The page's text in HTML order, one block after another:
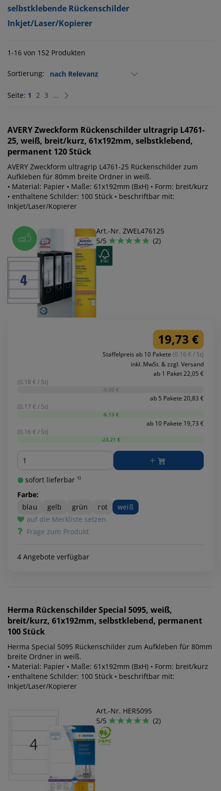
selbstklebende Rückenschilder
Inkjet/Laser/Kopierer
1-16 von 152 Produkten
Sortierung:
Seite: 1 2 3 ...
AVERY Zweckform Rückenschilder ultragrip L4761-
25, weiß, breit/kurz, 61x192mm, selbstklebend,
permanent 120 Stück
AVERY Zweckform ultragrip L4761-25 Rückenschilder zum
Aufkleben für 80mm breite Ordner in weiß.
• Material: Papier • Maße: 61x192mm (BxH) • Form: breit/kurz
• enthaltene Schilder: 100 Stück • beschriftbar mit:
Inkjet/Laser/Kopierer
Art.-Nr. ZWEL476125
5/5
(2)
19,73 €
Staffelpreis ab 10 Pakete (0.16 € / St)
inkl. MwSt. & zzgl. Versand
ab 1 Paket 22,05 €
(0.18 € / St)
-0,00 €
ab 5 Pakete 20,83 €
(0.17 € / St)
-6,13 €
ab 10 Pakete 19,73 €
(0.16 € / St)
-23,21 €
Menge
sofort lieferbar ¹⁾
Farbe:
blau
gelb grün rot
weiß
auf die Merkliste setzen
Frage zum Produkt
4 Angebote verfügbar
Herma Rückenschilder Special 5095, weiß,
breit/kurz, 61x192mm, selbstklebend, permanent
100 Stück
Herma Special 5095 Rückenschilder zum Aufkleben für 80mm
breite Ordner in weiß.
• Material: Papier • Maße: 61x192mm (BxH) • Form: breit/kurz
• enthaltene Schilder: 100 Stück • beschriftbar mit:
Inkjet/Laser/Kopierer
Art.-Nr. HER5095
5/5
(2)